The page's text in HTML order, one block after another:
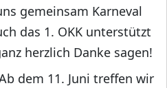
gemeinsam Karneval
das 1. OKK unterstützt
herzlich Danke sagen!
dem 11. Juni treffen wir